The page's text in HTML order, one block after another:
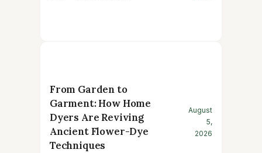
From Garden to
Garment: How Home
Dyers Are Reviving
Ancient Flower-Dye
Techniques
August
5,
2026